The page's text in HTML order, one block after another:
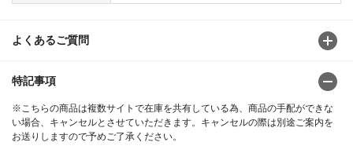
よくあるご質問
特記事項
※こちらの商品は複数サイトで在庫を共有している為、商品の手配ができな
い場合、キャンセルとさせていただきます。キャンセルの際は別途ご案内を
お送りしますので予めご了承ください。